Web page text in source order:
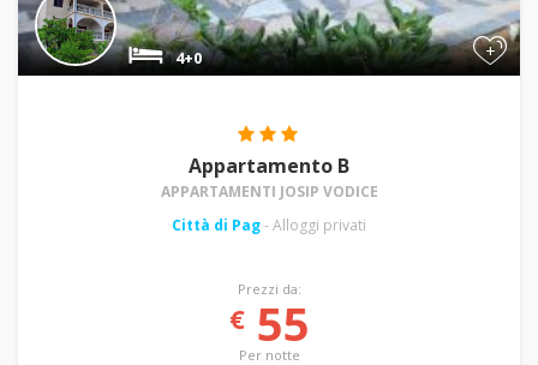
+
4+0
Appartamento B
APPARTAMENTI JOSIP VODICE
Città di Pag- Alloggi privati
Prezzi da:
€55
Per notte